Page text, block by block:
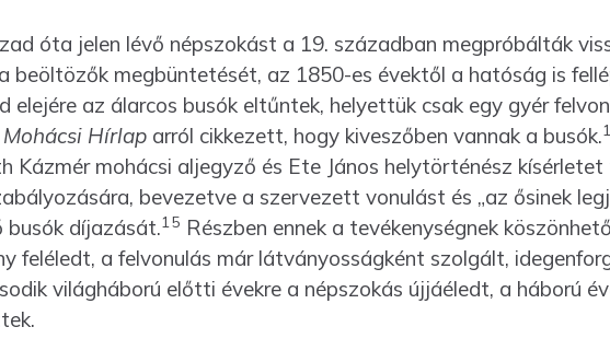
óta jelen lévő népszokást a 19. században megpróbálták
beöltözők megbüntetését, az 1850-es évektől a hatóság is
elejére az álarcos busók eltűntek, helyettük csak egy gyér
Mohácsi Hírlaparról cikkezett, hogy kiveszőben vannak a busók.
Kázmér mohácsi aljegyző és Ete János helytörténész
bevezetve a szervezett vonulást és „az ősinek
busók díjazását.15 Részben ennek a tevékenységnek
feléledt, a felvonulás már látványosságként szolgált,
világháború előtti évekre a nép­szokás újjáéledt, a háború